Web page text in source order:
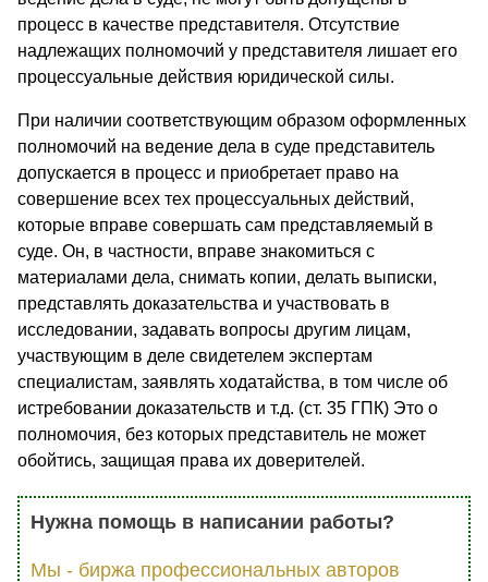
процесс в качестве представителя. Отсутствие
надлежащих полномочий у представителя лишает его
процессуальные действия юридической силы.
При наличии соответствующим образом оформленных
полномочий на ведение дела в суде представитель
допускается в процесс и приобретает право на
совершение всех тех процессуальных действий,
которые вправе совершать сам представляемый в
суде. Он, в частности, вправе знакомиться с
материалами дела, снимать копии, делать выписки,
представлять доказательства и участвовать в
исследовании, задавать вопросы другим лицам,
участвующим в деле свидетелем экспертам
специалистам, заявлять ходатайства, в том числе об
истребовании доказательств и т.д. (ст. 35 ГПК) Это о
полномочия, без которых представитель не может
обойтись, защищая права их доверителей.
Нужна помощь в написании работы?
Мы - биржа профессиональных авторов